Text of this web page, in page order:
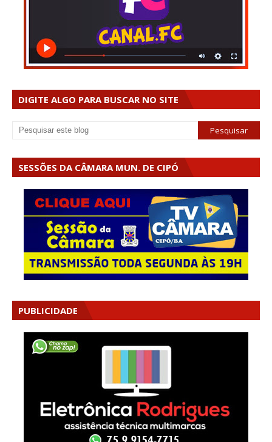
DIGITE ALGO PARA BUSCAR NO SITE
SESSÕES DA CÂMARA MUN. DE CIPÓ
PUBLICIDADE